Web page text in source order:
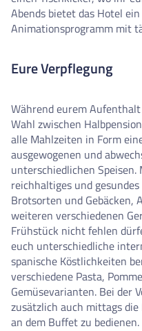
Abends bietet das Hotel
Animationsprogramm mit
Eure Verpflegung
Während eurem
Wahl zwischen
alle Mahlzeiten in Form
ausgewogenen und
unterschiedlichen
reichhaltiges und
Brotsorten und Gebäcken,
weiteren verschiedenen
Frühstück nicht fehlen
euch unterschiedliche
spanische Köstlichkeiten
verschiedene Pasta,
Gemüsevarianten. Bei der
zusätzlich auch mittags
an dem Buffet zu bedienen.